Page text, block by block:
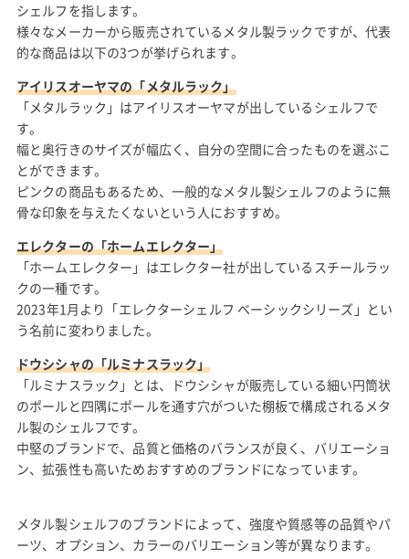
シェルフを指します。
様々なメーカーから販売されているメタル製ラックですが、代表
的な商品は以下の3つが挙げられます。
アイリスオーヤマの「メタルラック」
「メタルラック」はアイリスオーヤマが出しているシェルフで
す。
幅と奥行きのサイズが幅広く、自分の空間に合ったものを選ぶこ
とができます。
ピンクの商品もあるため、一般的なメタル製シェルフのように無
骨な印象を与えたくないという人におすすめ。
エレクターの「ホームエレクター」
「ホームエレクター」はエレクター社が出しているスチールラッ
クの一種です。
2023年1月より「エレクターシェルフ ベーシックシリーズ」とい
う名前に変わりました。
ドウシシャの「ルミナスラック」
「ルミナスラック」とは、ドウシシャが販売している細い円筒状
のポールと四隅にポールを通す穴がついた棚板で構成されるメタ
ル製のシェルフです。
中堅のブランドで、品質と価格のバランスが良く、バリエーショ
ン、拡張性も高いためおすすめのブランドになっています。
メタル製シェルフのブランドによって、強度や質感等の品質やパ
ーツ、オプション、カラーのバリエーション等が異なります。